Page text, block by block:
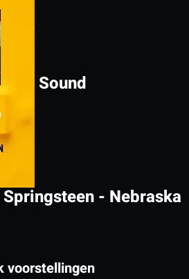
Sound
- Nebraska
voorstellingen